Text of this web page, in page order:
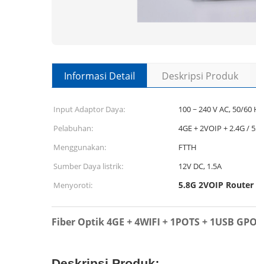
Informasi Detail Deskripsi Produk
Input Adaptor Daya: 100 ~ 240 V AC, 50/60
Pelabuhan:
4GE + 2VOIP + 2.4G /
Menggunakan:
FTTH
Sumber Daya listrik:
12V DC, 1.5A
Menyoroti:
5.8G 2VOIP
Fiber Optik 4GE + 4WIFI + 1POTS + 1USB